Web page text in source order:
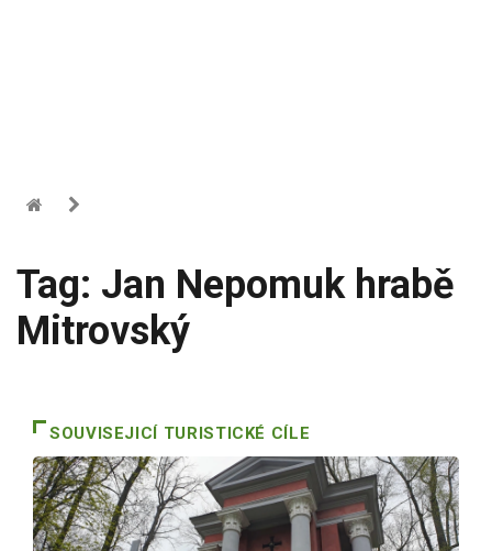
Tag: Jan Nepomuk hrabě
Mitrovský
SOUVISEJICÍ TURISTICKÉ CÍLE